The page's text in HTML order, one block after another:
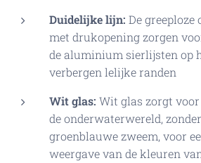
Duidelijke lijn: De
met drukopening zorgen
de aluminium sierlijsten op
verbergen lelijke randen
Wit glas: Wit glas zorgt
de onderwaterwereld,
groenblauwe zweem, voor
weergave van de kleuren